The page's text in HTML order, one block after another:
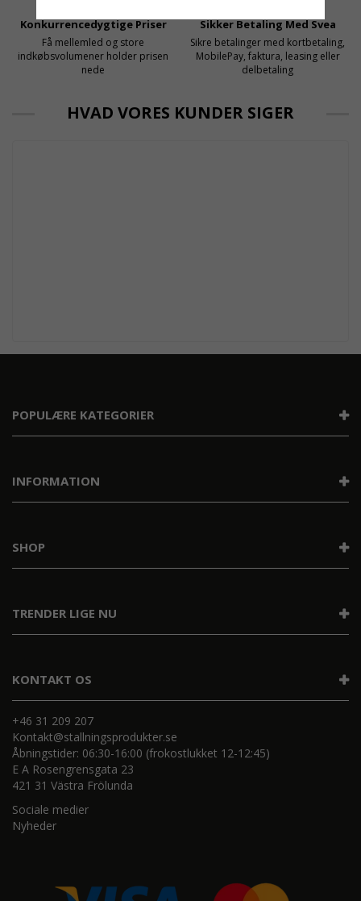
Konkurrencedygtige Priser
Få mellemled og store
indkøbsvolumener holder prisen
nede
Sikker Betaling Med Svea
Sikre betalinger med kortbetaling,
MobilePay, faktura, leasing eller
delbetaling
HVAD VORES KUNDER SIGER
KONTAKT OS
+46 31 209 207
Kontakt@stallningsprodukter.se
Åbningstider: 06:30-16:00 (frokostlukket 12-12:45)
E A Rosengrensgata 23
421 31 Västra Frölunda
Sociale medier
Nyheder
POPULÆRE KATEGORIER
INFORMATION
TRENDER LIGE NU
SHOP